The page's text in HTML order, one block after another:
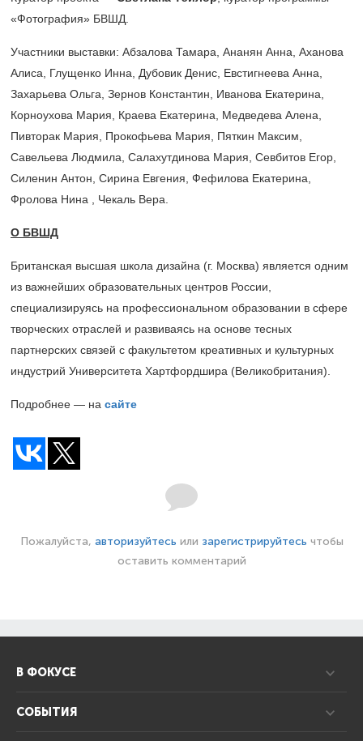
«Фотография» БВШД.
Участники выставки: Абзалова Тамара, Ананян Анна, Аханова
Алиса, Глущенко Инна, Дубовик Денис, Евстигнеева Анна,
Захарьева Ольга, Зернов Константин, Иванова Екатерина,
Корноухова Мария, Краева Екатерина, Медведева Алена,
Пивторак Мария, Прокофьева Мария, Пяткин Максим,
Савельева Людмила, Салахутдинова Мария, Севбитов Егор,
Силенин Антон, Сирина Евгения, Фефилова Екатерина,
Фролова Нина , Чекаль Вера.
О БВШД
Британская высшая школа дизайна (г. Москва) является одним
из важнейших образовательных центров России,
специализируясь на профессиональном образовании в сфере
творческих отраслей и развиваясь на основе тесных
партнерских связей с факультетом креативных и культурных
индустрий Университета Хартфордшира (Великобритания).
Подробнее — на сайте
Пожалуйста, авторизуйтесь или зарегистрируйтесь чтобы
оставить комментарий
В ФОКУСЕ
СОБЫТИЯ